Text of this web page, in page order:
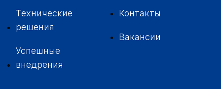
Технические
решения
Успешные
внедрения
Контакты
Вакансии